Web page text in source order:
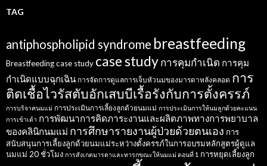
TAG
antiphospholipid syndrome breastfeeding
Breastfeeding case study case studyการคุมกำเนิด การคุม
กำเนิดแบบฉุกเฉิน การจัดการดูแลการเจ็บหัวนมของมารดาหลังคลอด การ
ติดเชื้อไวรัสตับอักเสบบีเรื้อรังกับการตั้งครรภ์
การบริจาคนมแม่ การประเมินการเลี้ยงลูกด้วยนมแม่ การประเมินการให้นมลูกด้วยคะแนน
การเข้าเต้า การพัฒนาการคิดภาระงานและผลิตภาพทางการพยาบาล
ของคลินิกนมแม่ การศึกษารายงานผู้ป่วยด้วยตนเอง การ
สนับสนุนการเลี้ยงลูกด้วยนมแม่ระหว่างตั้งครรภ์ในการอบรมหลักสูตรผู้ดูแล
นมแม่ 20 ชั่วโมง การสังเกตมารดาและทารกขณะให้นมแม่ ตอนที่ 1 การหยุดเลี้ยงลูก